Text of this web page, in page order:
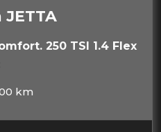
JETTA
250 TSI 1.4 Flex
km